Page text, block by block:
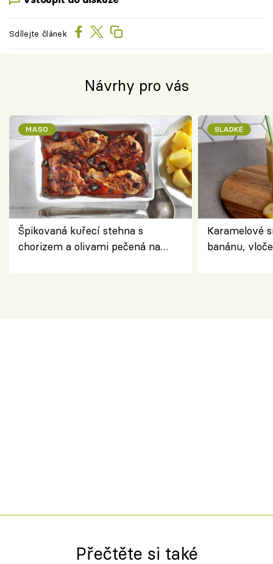
Sdílejte článek
Návrhy pro vás
MASO
Špikovaná kuřecí stehna s
chorizem a olivami pečená na
SLADKÉ
Karamelové
banánu,
Přečtěte si také